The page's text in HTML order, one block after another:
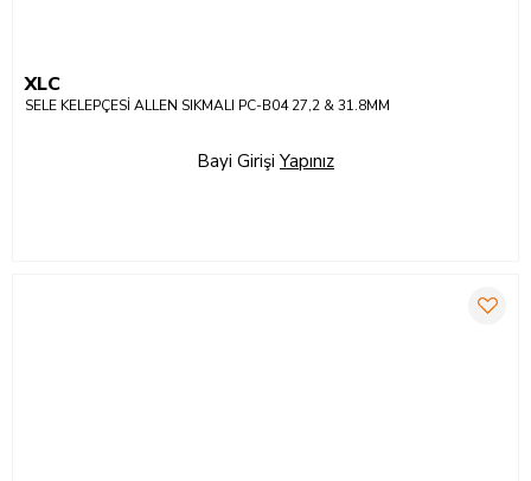
XLC
SELE KELEPÇESİ ALLEN SIKMALI PC-B04 27,2 & 31.8MM
Bayi Girişi Yapınız